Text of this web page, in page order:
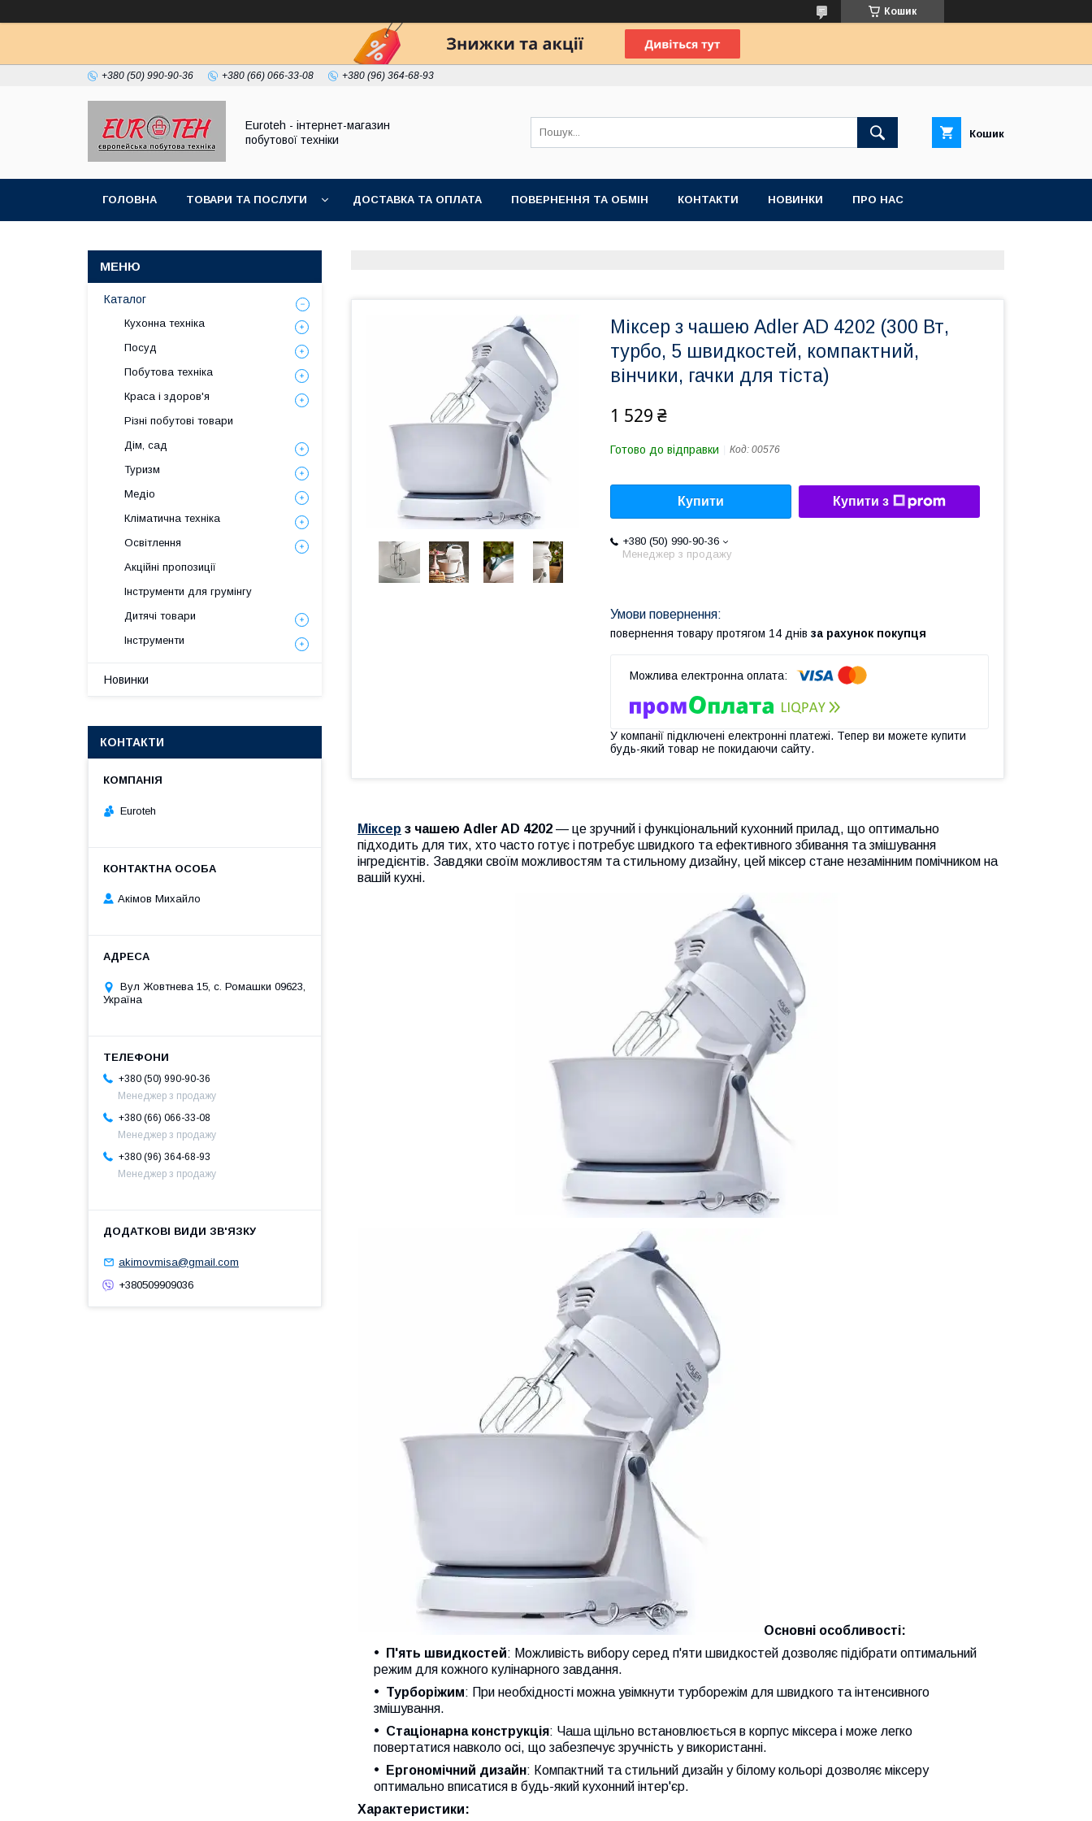
Кошик
+380 (50) 990-90-36 +380 (66) 066-33-08 +380 (96) 364-68-93
Euroteh - інтернет-магазин
побутової техніки
Кошик
ГОЛОВНА ТОВАРИ ТА ПОСЛУГИ ДОСТАВКА ТА ОПЛАТА ПОВЕРНЕННЯ ТА ОБМІН КОНТАКТИ НОВИНКИ ПРО НАС
Міксер з чашею Adler AD 4202 (300 Вт,
турбо, 5 швидкостей, компактний,
вінчики, гачки для тіста)
1 529 ₴
Готово до відправки Код: 00576
Купити Купити з
+380 (50) 990-90-36
Менеджер з продажу
повернення товару протягом 14 днів за рахунок покупця
У компанії підключені електронні платежі. Тепер ви можете купити
будь-який товар не покидаючи сайту.
Міксер з чашею Adler AD 4202 — це зручний і функціональний кухонний прилад, що оптимально
підходить для тих, хто часто готує і потребує швидкого та ефективного збивання та змішування
інгредієнтів. Завдяки своїм можливостям та стильному дизайну, цей міксер стане незамінним помічником на
вашій кухні.
Основні особливості:
П'ять швидкостей: Можливість вибору серед п'яти швидкостей дозволяє підібрати оптимальний
режим для кожного кулінарного завдання.
Турборіжим: При необхідності можна увімкнути турборежім для швидкого та інтенсивного
змішування.
Стаціонарна конструкція: Чаша щільно встановлюється в корпус міксера і може легко
повертатися навколо осі, що забезпечує зручність у використанні.
Ергономічний дизайн: Компактний та стильний дизайн у білому кольорі дозволяє міксеру
оптимально вписатися в будь-який кухонний інтер'єр.
Характеристики:
Каталог
Кухонна техніка
Посуд
Побутова техніка
Краса і здоров'я
Різні побутові товари
Дім, сад
Туризм
Медіо
Кліматична техніка
Освітлення
Акційні пропозиції
Інструменти для грумінгу
Дитячі товари
Інструменти
Новинки
КОНТАКТИ
Euroteh
Акімов Михайло
Вул Жовтнева 15, с. Ромашки 09623,
Україна
+380 (50) 990-90-36
Менеджер з продажу
+380 (66) 066-33-08
Менеджер з продажу
+380 (96) 364-68-93
Менеджер з продажу
akimovmisa@gmail.com
+380509909036